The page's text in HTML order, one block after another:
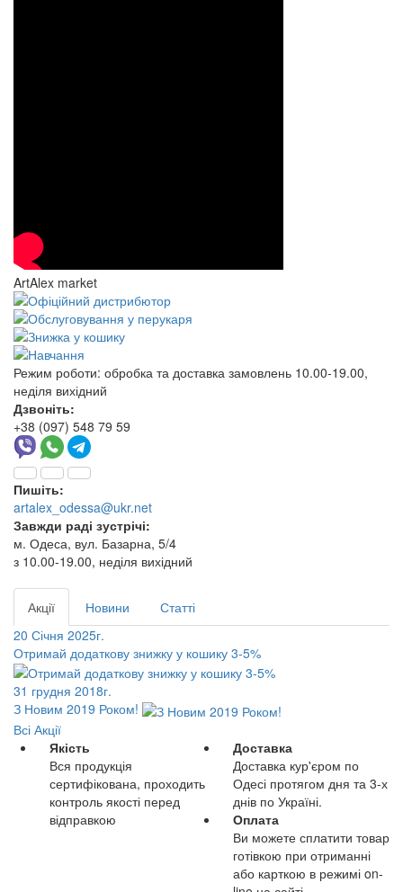
ArtAlex market
Режим роботи: обробка та доставка замовлень 10.00-19.00,
неділя вихідний
Дзвоніть:
+38 (097) 548 79 59
Пишіть:
artalex_odessa@ukr.net
Завжди раді зустрічі:
м. Одеса, вул. Базарна, 5/4
з 10.00-19.00, неділя вихідний
Акції Новини
Статті
20 Січня 2025г.
Отримай додаткову знижку у кошику 3-5%
31 грудня 2018г.
З Новим 2019 Роком!
Всі Акції
Якість
Вся продукція
сертифікована, проходить
контроль якості перед
відправкою
Доставка
Доставка кур'єром по
Одесі протягом дня та 3-х
днів по Україні.
Оплата
Ви можете сплатити товар
готівкою при отриманні
або карткою в режимі on-